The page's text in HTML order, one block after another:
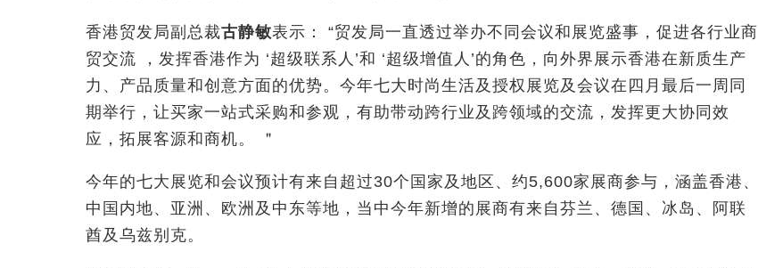
香港贸发局副总裁古静敏表示： “贸发局一直透过举办不同会议和展览盛事，促进各行业商
贸交流
，发挥香港作为 ‘超级联系人’和 ‘超级增值人’的角色，向外界展示香港在新质生产
力、产品质量和创意方面的优势。今年七大时尚生活及授权展览及会议在四月最后一周同
期举行，让买家一站式采购和参观，有助带动跨行业及跨领域的交流，发挥更大协同效
应，拓展客源和商机。
＂
今年的七大展览和会议预计有来自超过30个国家及地区、约5,600家展商参与，涵盖香港、
中国内地、亚洲、欧洲及中东等地，当中今年新增的展商有来自芬兰、德国、冰岛、阿联
酋及乌兹别克。